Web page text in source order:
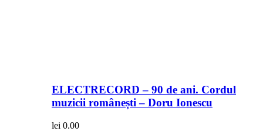
ELECTRECORD – 90 de ani. Cordul
muzicii românești – Doru Ionescu
lei 0.00